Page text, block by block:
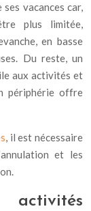
vacances car,
plus limitée,
en basse
Du reste, un
aux activités et
périphérie offre
, il est nécessaire
et les